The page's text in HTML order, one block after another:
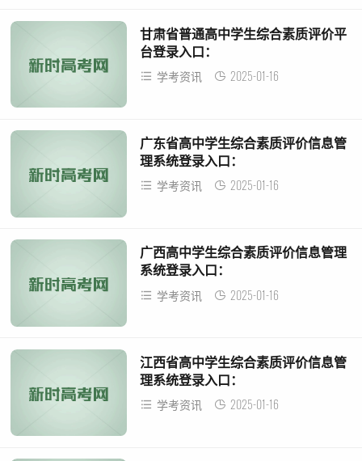
甘肃省普通高中学生综合素质评价平
台登录入口：
http://gs.huihaiedu.cn/
学考资讯 2025-01-16
广东省高中学生综合素质评价信息管
理系统登录入口：
https://gl.gds.edu.cn/
学考资讯 2025-01-16
广西高中学生综合素质评价信息管理
系统登录入口：
https://zhszpj.gxeduyun.edu.cn/
学考资讯 2025-01-16
江西省高中学生综合素质评价信息管
理系统登录入口：
https://gzzs.jxedu.gov.cn/
学考资讯 2025-01-16